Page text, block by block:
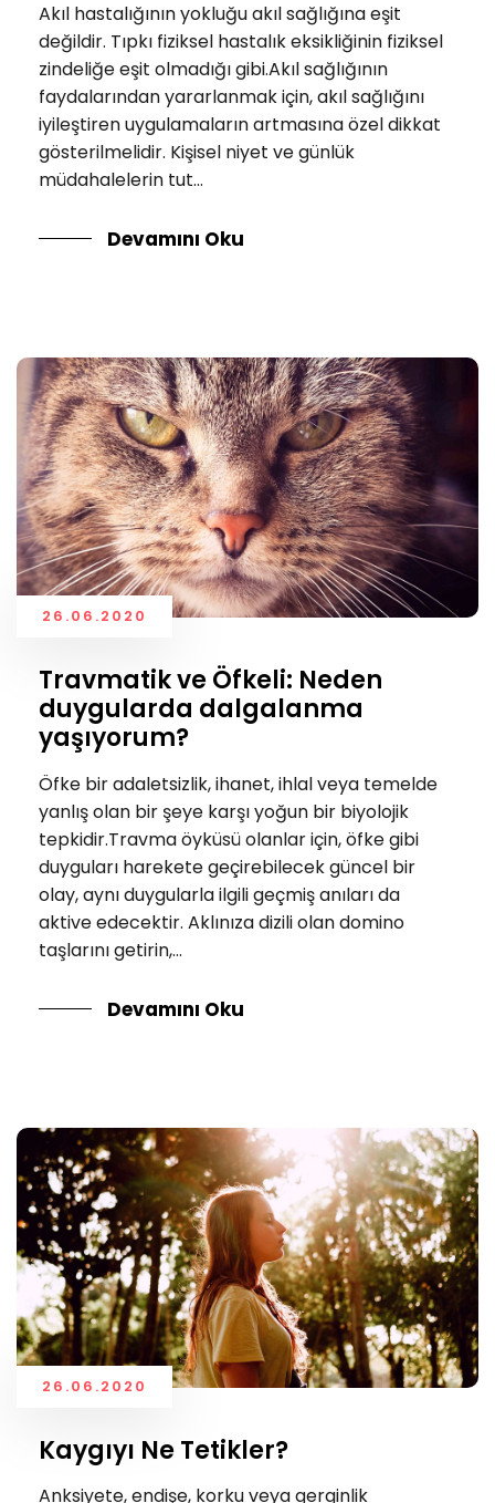
Akıl hastalığının yokluğu akıl sağlığına eşit
değildir. Tıpkı fiziksel hastalık eksikliğinin fiziksel
zindeliğe eşit olmadığı gibi.Akıl sağlığının
faydalarından yararlanmak için, akıl sağlığını
iyileştiren uygulamaların artmasına özel dikkat
gösterilmelidir. Kişisel niyet ve günlük
müdahalelerin tut...
Devamını Oku
26.06.2020
Travmatik ve Öfkeli: Neden
duygularda dalgalanma
yaşıyorum?
Öfke bir adaletsizlik, ihanet, ihlal veya temelde
yanlış olan bir şeye karşı yoğun bir biyolojik
tepkidir.Travma öyküsü olanlar için, öfke gibi
duyguları harekete geçirebilecek güncel bir
olay, aynı duygularla ilgili geçmiş anıları da
aktive edecektir. Aklınıza dizili olan domino
taşlarını getirin,...
Devamını Oku
26.06.2020
Kaygıyı Ne Tetikler?
Anksiyete, endişe, korku veya gerginlik